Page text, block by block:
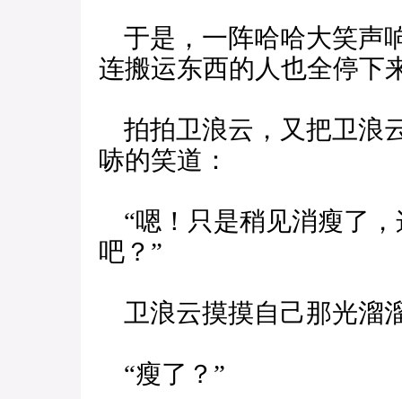
于是，一阵哈哈大笑声
连搬运东西的人也全停
拍拍卫浪云，又把卫浪
哧的笑道：
“嗯！只是稍见消瘦了
吧？”
卫浪云摸摸自己那光溜
“瘦了？”